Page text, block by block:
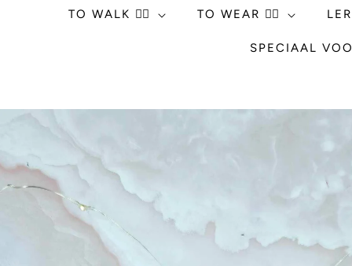
TO WALK 🏃‍♀️ TO WEAR 💁‍♀️
SPECIAAL